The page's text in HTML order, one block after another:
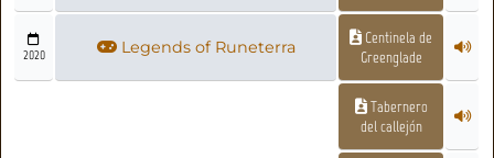
2020 Legends of Runeterra
Centinela de
Greenglade
Tabernero
del callejón